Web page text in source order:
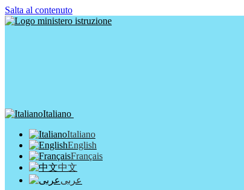
Salta al contenuto
Italiano
Italiano
English
Français
中文
عربى